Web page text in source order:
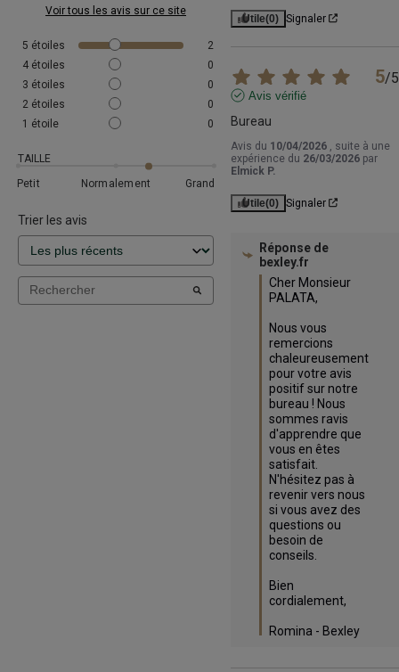
Voir tous les avis sur ce site
5 étoiles
2
4 étoiles
0
3 étoiles
0
2 étoiles
0
1 étoile 0
TAILLE
Petit
Normalement Grand
Trier les avis
Utile(0) Signaler
5/5
Avis vérifié
Bureau
Avis du 10/04/2026
, suite à une
expérience du 26/03/2026 par
Elmick P.
Utile(0) Signaler
Réponse de
bexley.fr
Cher Monsieur
PALATA,
Nous vous
remercions
chaleureusement
pour votre avis
positif sur notre
bureau ! Nous
sommes ravis
d'apprendre que
vous en êtes
satisfait.
N'hésitez pas à
revenir vers nous
si vous avez des
questions ou
besoin de
conseils.
Bien
cordialement,
Romina - Bexley